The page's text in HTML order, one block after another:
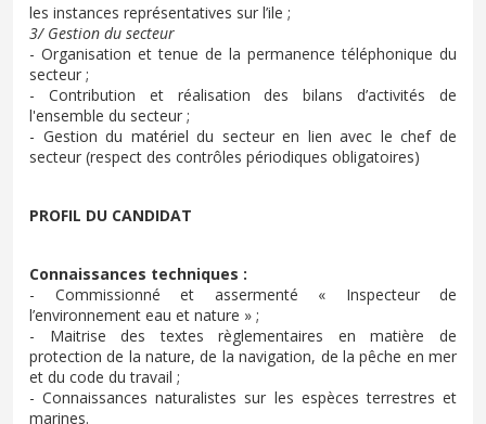
les instances représentatives sur l’ile ;
3/ Gestion du secteur
- Organisation et tenue de la permanence téléphonique du
secteur ;
- Contribution et réalisation des bilans d’activités de
l'ensemble du secteur ;
- Gestion du matériel du secteur en lien avec le chef de
secteur (respect des contrôles périodiques obligatoires)
PROFIL DU CANDIDAT
Connaissances techniques :
- Commissionné et assermenté « Inspecteur de
l’environnement eau et nature » ;
- Maitrise des textes règlementaires en matière de
protection de la nature, de la navigation, de la pêche en mer
et du code du travail ;
- Connaissances naturalistes sur les espèces terrestres et
marines.